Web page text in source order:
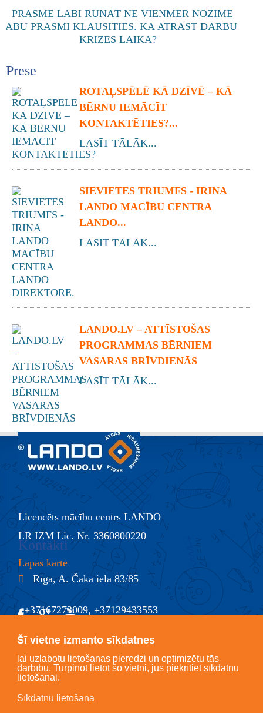
Šī vietne izmanto sīkdatnes
lai uzlabotu lietošanas pieredzi un optimizētu tās
darbību. Turpinot lietot šo vietni, jūs piekrītiet sīkdatņu
lietošanai.
Sīkdatņu lietošana
Prese
ROTAĻSPĒLĒ KĀ DZĪVĒ – KĀ
BĒRNU IEMĀCĪT
KONTAKTĒTIES?...
LASĪT TĀLĀK...
SIEVIETES TRIUMFS - IRINA
LANDO MACĪBU CENTRA
LANDO...
LASĪT TĀLĀK...
LANDO.LV – ATTĪSTOŠAS
PROGRAMMAS BĒRNIEM
VASARAS BRĪVDIENĀS
LASĪT TĀLĀK...
Licencēts mācību centrs LANDO
LR IZM Lic. Nr. 3360800220
Lapas karte
Kontakti
Rīga, A. Čaka iela 83/85
+37167273009, +37129433553
@ info@lando.lv